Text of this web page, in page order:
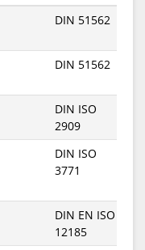
DIN 51562
DIN 51562
DIN ISO
2909
DIN ISO
3771
DIN EN ISO
12185